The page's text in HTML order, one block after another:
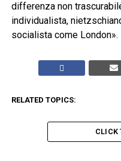
differenza non
individualista,
socialista come London».
RELATED TOPICS:
CLICK